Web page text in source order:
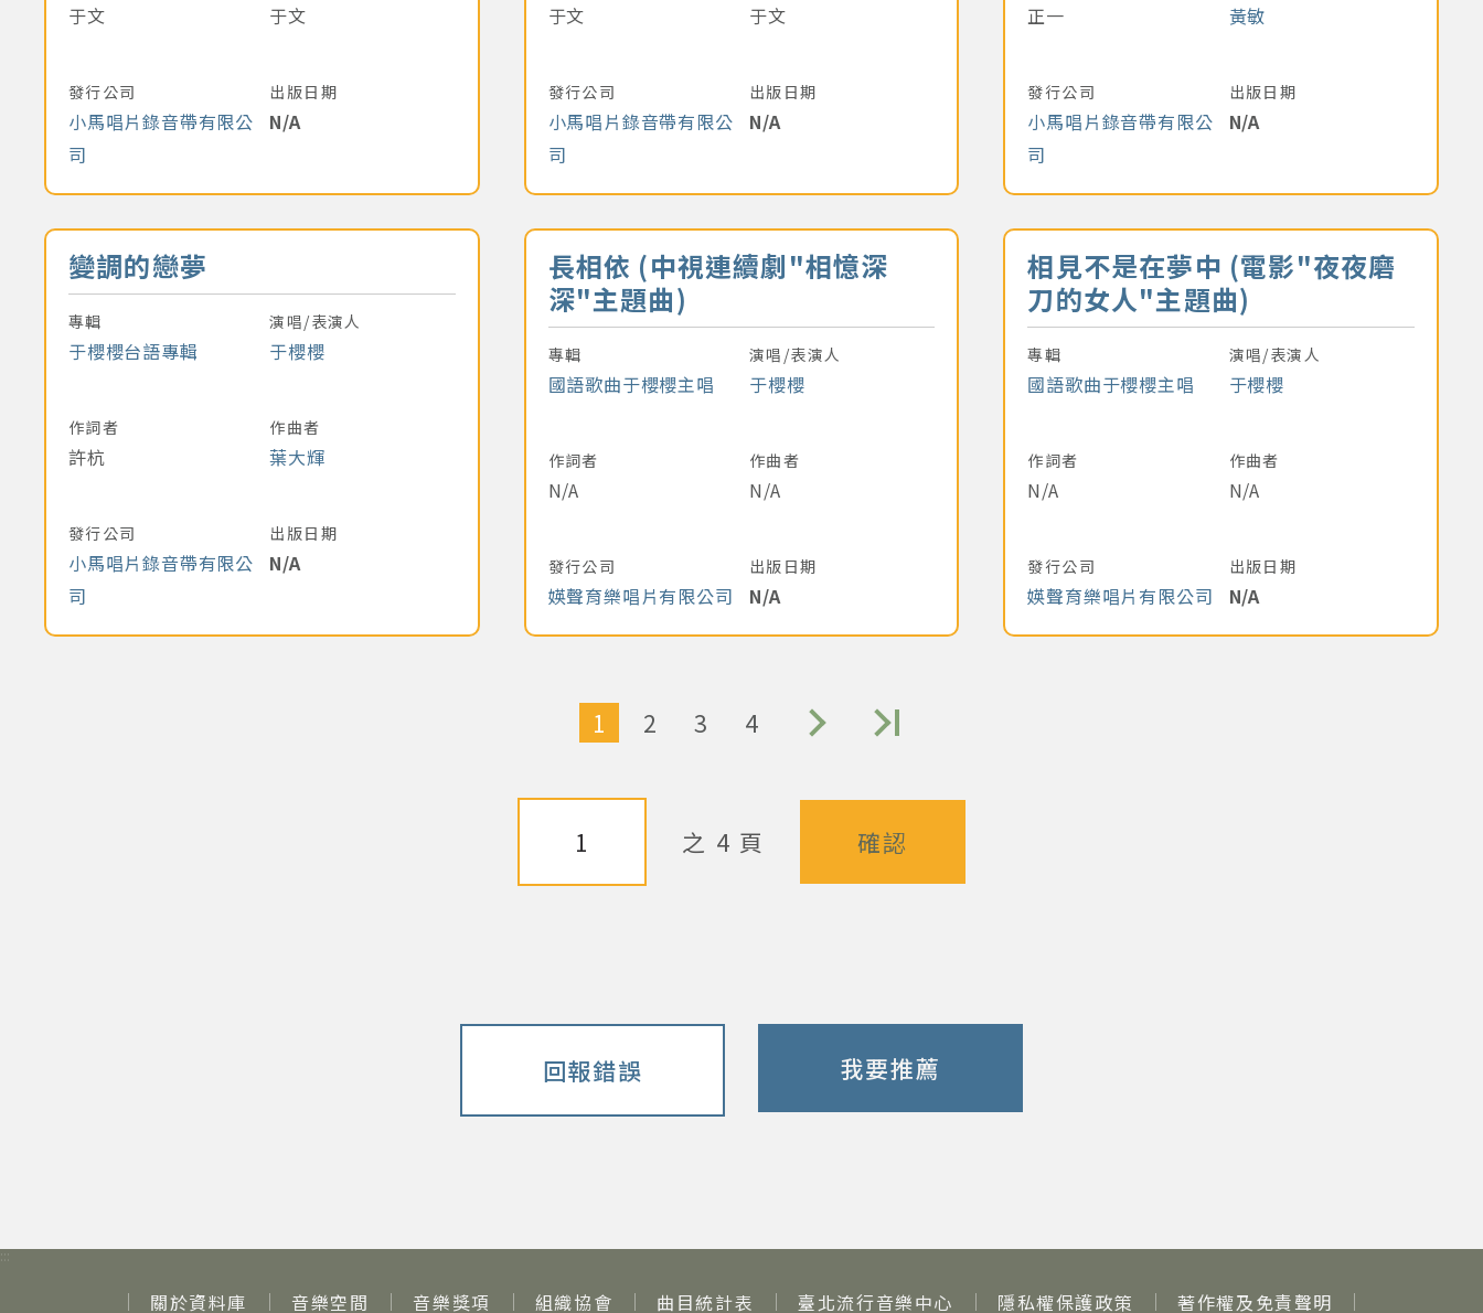
于文 于文
發行公司
小馬唱片錄音帶有限公
司
出版日期
N/A
于文 于文
發行公司
小馬唱片錄音帶有限公
司
出版日期
N/A
正一 黃敏
發行公司
小馬唱片錄音帶有限公
司
出版日期
N/A
音樂名稱
變調的戀夢
專輯
于櫻櫻台語專輯
演唱/表演人
于櫻櫻
作詞者
許杭
作曲者
葉大輝
發行公司
小馬唱片錄音帶有限公
司
出版日期
N/A
音樂名稱
長相依 (中視連續劇"相憶深
深"主題曲)
專輯
國語歌曲于櫻櫻主唱
演唱/表演人
于櫻櫻
作詞者
N/A
作曲者
N/A
發行公司
媖聲育樂唱片有限公司
出版日期
N/A
音樂名稱
相見不是在夢中 (電影"夜夜磨
刀的女人"主題曲)
專輯
國語歌曲于櫻櫻主唱
演唱/表演人
于櫻櫻
作詞者
N/A
作曲者
N/A
發行公司
媖聲育樂唱片有限公司
出版日期
N/A
1 2 3 4
之 4 頁
回報錯誤 我要推薦
:::
關於資料庫 音樂空間 音樂獎項 組織協會 曲目統計表 臺北流行音樂中心 隱私權保護政策 著作權及免責聲明